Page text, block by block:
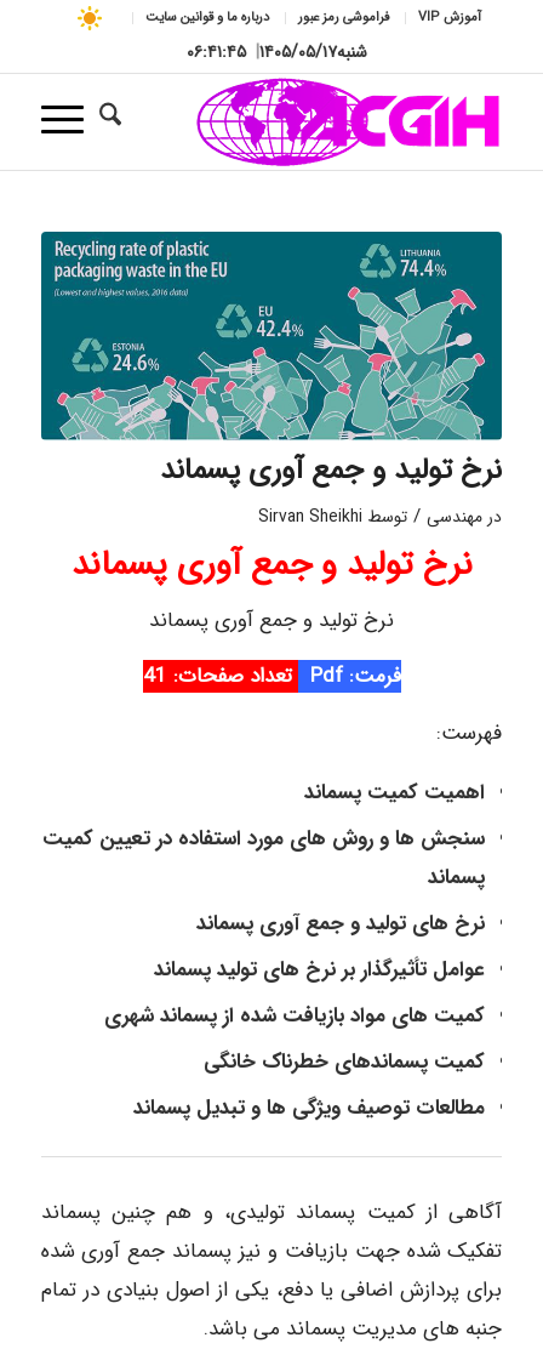
آموزش VIP فراموشی رمز عبور درباره ما و قوانین سایت
شنبه۱۴۰۵/۰۵/۱۷| ۰۶:۴۱:۴۶
نرخ تولید و جمع آوری پسماند
درمهندسی / توسط Sirvan Sheikhi
نرخ تولید و جمع آوری پسماند
نرخ تولید و جمع آوری پسماند
فرمت: Pdf
تعداد صفحات: 41
فهرست:
اهمیت کمیت پسماند
سنجش ها و روش های مورد استفاده در تعیین کمیت
پسماند
نرخ های تولید و جمع آوری پسماند
عوامل تأثیرگذار بر نرخ های تولید پسماند
کمیت های مواد بازیافت شده از پسماند شهری
کمیت پسماندهای خطرناک خانگی
مطالعات توصیف ویژگی ها و تبدیل پسماند
آگاهی از کمیت پسماند تولیدی، و هم چنین پسماند
تفکیک شده جهت بازیافت و نیز پسماند جمع آوری شده
برای پردازش اضافی یا دفع، یکی از اصول بنیادی در تمام
جنبه های مدیریت پسماند می باشد.